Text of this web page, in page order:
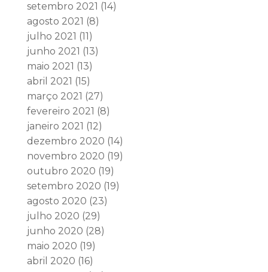
setembro 2021 (14)
agosto 2021 (8)
julho 2021 (11)
junho 2021 (13)
maio 2021 (13)
abril 2021 (15)
março 2021 (27)
fevereiro 2021 (8)
janeiro 2021 (12)
dezembro 2020 (14)
novembro 2020 (19)
outubro 2020 (19)
setembro 2020 (19)
agosto 2020 (23)
julho 2020 (29)
junho 2020 (28)
maio 2020 (19)
abril 2020 (16)